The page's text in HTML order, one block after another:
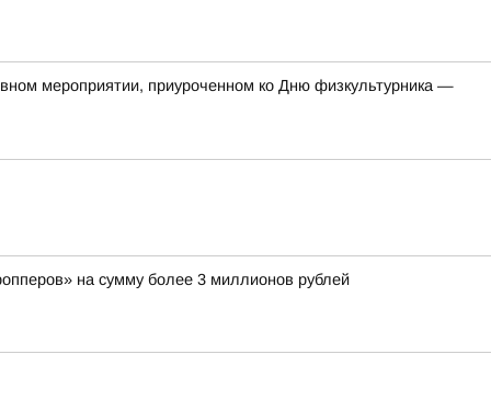
мероприятии, приуроченном ко Дню физкультурника —
на сумму более 3 миллионов рублей